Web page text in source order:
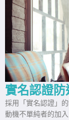
實名認證防
採用「實名認證」
動機不單純者的加